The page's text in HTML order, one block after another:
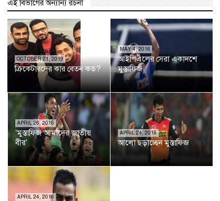
এই বিভাগের অন্যান্য রচনা
OCTOBER 21, 2019
ক্রিকেটারদের কার বেতন কত?
MAY 4, 2016
আইপিএলের সেরা একাদশে
মুস্তাফিজ
APRIL 26, 2016
‘মুস্তাফিজ আমাদের জাতীয়
বীর’
APRIL 24, 2016
আলো ছড়াচ্ছেন মুস্তাফিজ
APRIL 24, 2016